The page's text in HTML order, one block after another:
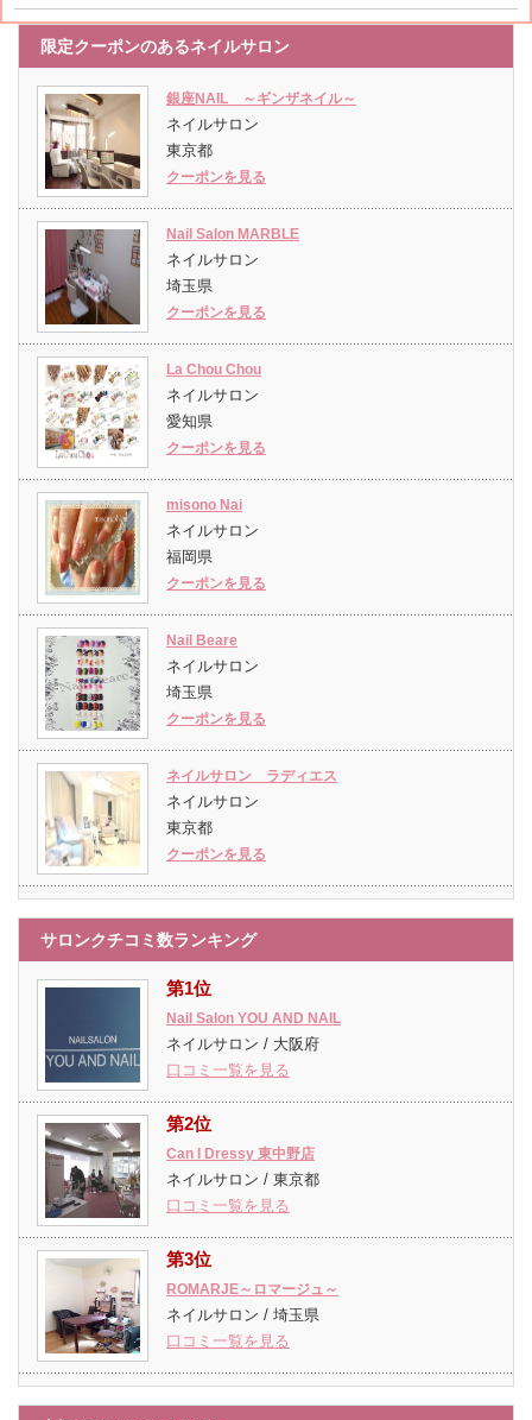
限定クーポンのあるネイルサロン
銀座NAIL ～ギンザネイル～
ネイルサロン
東京都
クーポンを見る
Nail Salon MARBLE
ネイルサロン
埼玉県
クーポンを見る
La Chou Chou
ネイルサロン
愛知県
クーポンを見る
misono Nai
ネイルサロン
福岡県
クーポンを見る
Nail Beare
ネイルサロン
埼玉県
クーポンを見る
ネイルサロン ラディエス
ネイルサロン
東京都
クーポンを見る
サロンクチコミ数ランキング
第1位
Nail Salon YOU AND NAIL
ネイルサロン / 大阪府
口コミ一覧を見る
第2位
Can I Dressy 東中野店
ネイルサロン / 東京都
口コミ一覧を見る
第3位
ROMARJE～ロマージュ～
ネイルサロン / 埼玉県
口コミ一覧を見る